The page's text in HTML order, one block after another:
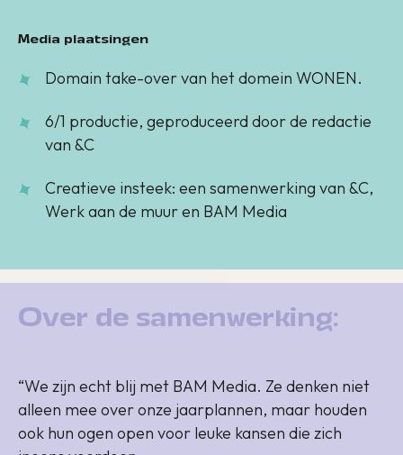
Media plaatsingen
Domain take-over van het domein WONEN.
6/1 productie, geproduceerd door de redactie
van &C
Creatieve insteek: een samenwerking van &C,
Werk aan de muur en BAM Media
Over de samenwerking:
“We zijn echt blij met BAM Media. Ze denken niet
alleen mee over onze jaarplannen, maar houden
ook hun ogen open voor leuke kansen die zich